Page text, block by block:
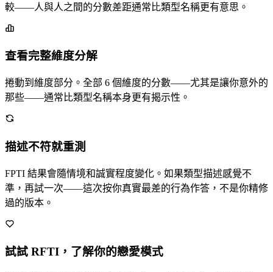
較——人與人之間的分數差距通常比類型名稱更有意思。
查看完整維度分解
捲動到維度部分。全部 6 個維度的分數——尤其是讓你意外的
那些——通常比類型名稱本身更有揭示性。
描述不符就重測
FPTI 結果會隨情境和誠實程度變化。如果類型描述感覺不
準，再試一次——這次按你真實最差的行為作答，不是你精修
過的版本。
試試 RFTI，了解你的戀愛模式